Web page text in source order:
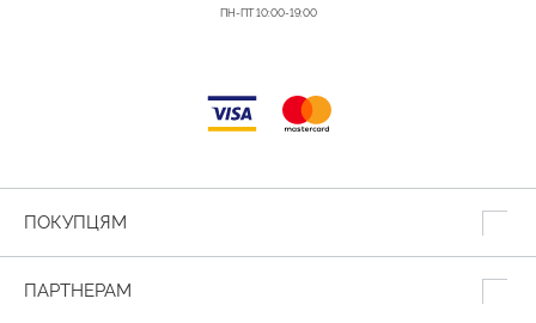
ПН-ПТ 10:00-19:00
ПОКУПЦЯМ
ПАРТНЕРАМ